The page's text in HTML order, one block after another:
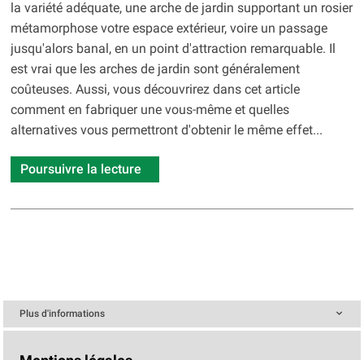
la variété adéquate, une arche de jardin supportant un rosier
métamorphose votre espace extérieur, voire un passage
jusqu'alors banal, en un point d'attraction remarquable. Il
est vrai que les arches de jardin sont généralement
coûteuses. Aussi, vous découvrirez dans cet article
comment en fabriquer une vous-même et quelles
alternatives vous permettront d'obtenir le même effet...
Poursuivre la lecture
Plus d'informations